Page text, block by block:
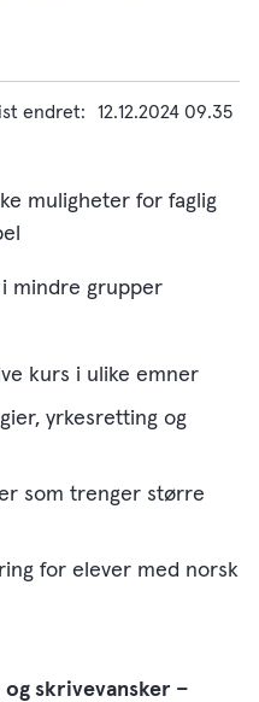
endret 12.12.2024 09.35
muligheter for faglig
mindre grupper
kurs i ulike emner
yrkesretting og
som trenger større
for elever med norsk
skrivevansker –